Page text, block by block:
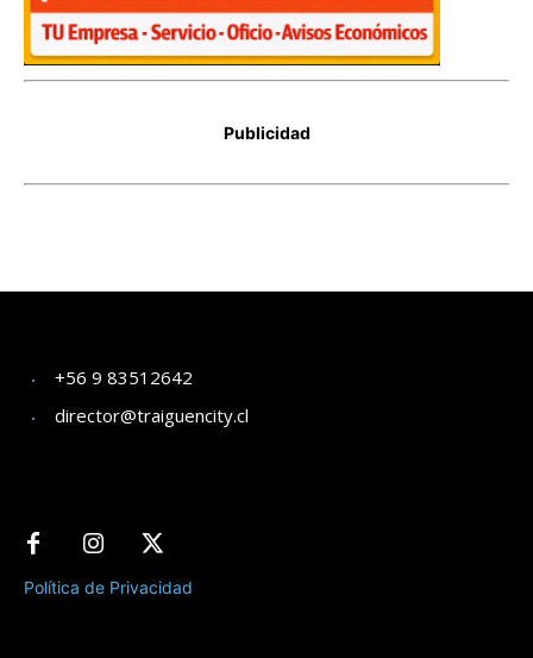
+56 9 83512642
director@traiguencity.cl
Política de Privacidad